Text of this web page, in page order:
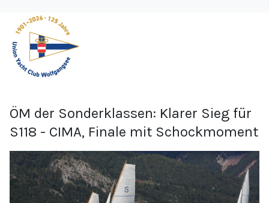
ÖM der Sonderklassen: Klarer Sieg für
S118 - CIMA, Finale mit Schockmoment